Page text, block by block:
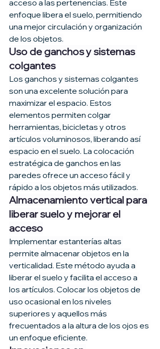
acceso a las pertenencias. Este
enfoque libera el suelo, permitiendo
una mejor circulación y organización
de los objetos.
Uso de ganchos y sistemas
colgantes
Los ganchos y sistemas colgantes
son una excelente solución para
maximizar el espacio. Estos
elementos permiten colgar
herramientas, bicicletas y otros
artículos voluminosos, liberando así
espacio en el suelo. La colocación
estratégica de ganchos en las
paredes ofrece un acceso fácil y
rápido a los objetos más utilizados.
Almacenamiento vertical para
liberar suelo y mejorar el
acceso
Implementar estanterías altas
permite almacenar objetos en la
verticalidad. Este método ayuda a
liberar el suelo y facilita el acceso a
los artículos. Colocar los objetos de
uso ocasional en los niveles
superiores y aquellos más
frecuentados a la altura de los ojos es
un enfoque eficiente.